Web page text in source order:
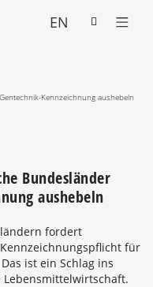
EN
Kennzeichnung aushebeln
Bundesländer
aushebeln
fordert
für
ist ein Schlag ins